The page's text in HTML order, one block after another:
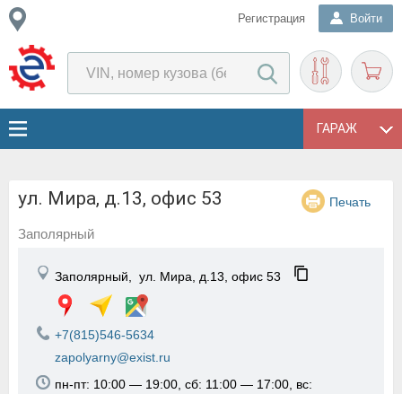
Регистрация Войти
ГАРАЖ
ул. Мира, д.13, офис 53 Печать
Заполярный
Заполярный, ул. Мира, д.13, офис 53
+7(815)546-5634
zapolyarny@exist.ru
пн-пт: 10:00 — 19:00, сб: 11:00 — 17:00, вс: